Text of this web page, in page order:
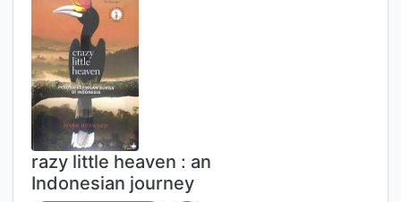
razy little heaven : an
Indonesian journey